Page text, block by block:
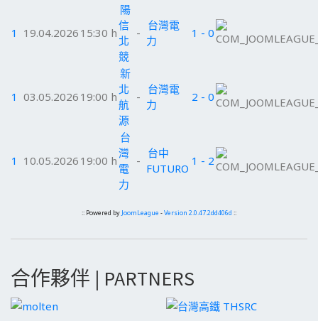
1 19.04.2026 15:30 h
陽
信
北
競
-
台灣電
力
1 - 0
1 03.05.2026 19:00 h
新
北
航
源
-
台灣電
力
2 - 0
1 10.05.2026 19:00 h
台
灣
電
力
-
台中
FUTURO
1 - 2
:: Powered by JoomLeague -Version 2.0.47.2dd406d ::
合作夥伴 | PARTNERS